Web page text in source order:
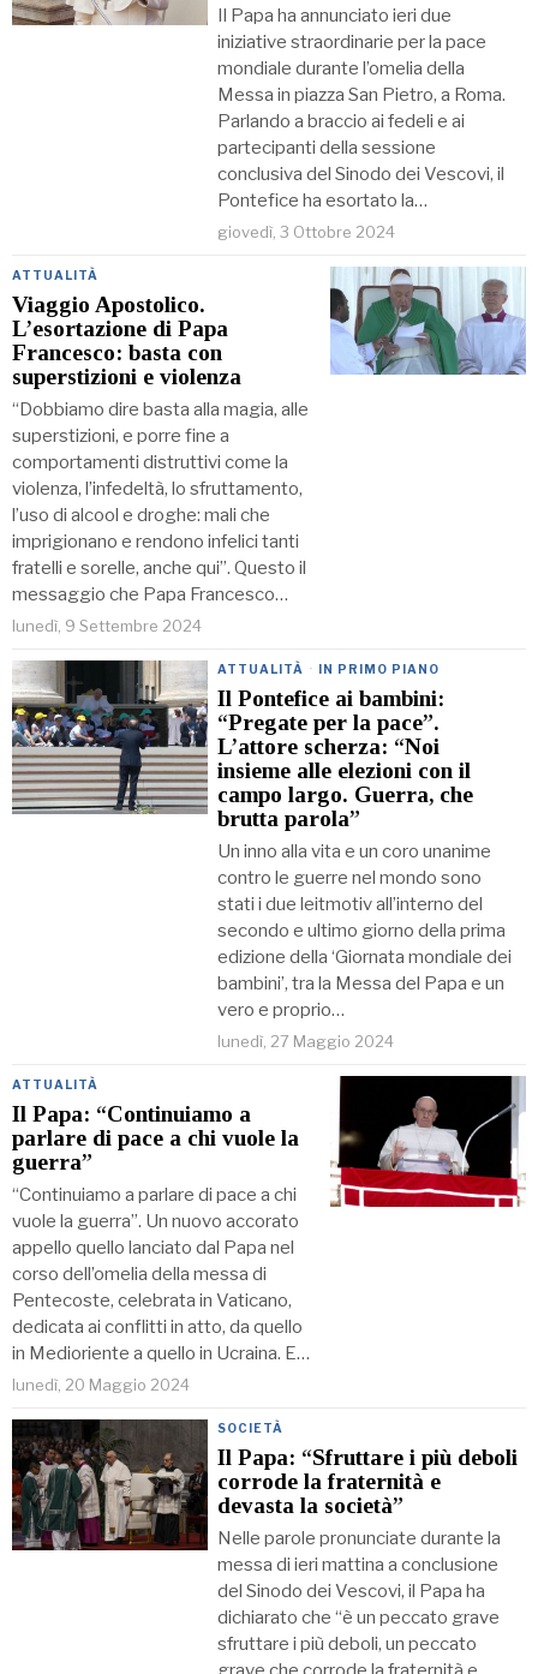
Il Papa ha annunciato ieri due
iniziative straordinarie per la pace
mondiale durante l’omelia della
Messa in piazza San Pietro, a Roma.
Parlando a braccio ai fedeli e ai
partecipanti della sessione
conclusiva del Sinodo dei Vescovi, il
Pontefice ha esortato la…
giovedì, 3 Ottobre 2024
ATTUALITÀ
Viaggio Apostolico.
L’esortazione di Papa
Francesco: basta con
superstizioni e violenza
“Dobbiamo dire basta alla magia, alle
superstizioni, e porre fine a
comportamenti distruttivi come la
violenza, l’infedeltà, lo sfruttamento,
l’uso di alcool e droghe: mali che
imprigionano e rendono infelici tanti
fratelli e sorelle, anche qui”. Questo il
messaggio che Papa Francesco…
lunedì, 9 Settembre 2024
ATTUALITÀ · IN PRIMO PIANO
Il Pontefice ai bambini:
“Pregate per la pace”.
L’attore scherza: “Noi
insieme alle elezioni con il
campo largo. Guerra, che
brutta parola”
Un inno alla vita e un coro unanime
contro le guerre nel mondo sono
stati i due leitmotiv all’interno del
secondo e ultimo giorno della prima
edizione della ‘Giornata mondiale dei
bambini’, tra la Messa del Papa e un
vero e proprio…
lunedì, 27 Maggio 2024
ATTUALITÀ
Il Papa: “Continuiamo a
parlare di pace a chi vuole la
guerra”
“Continuiamo a parlare di pace a chi
vuole la guerra”. Un nuovo accorato
appello quello lanciato dal Papa nel
corso dell’omelia della messa di
Pentecoste, celebrata in Vaticano,
dedicata ai conflitti in atto, da quello
in Medioriente a quello in Ucraina. E…
lunedì, 20 Maggio 2024
SOCIETÀ
Il Papa: “Sfruttare i più deboli
corrode la fraternità e
devasta la società”
Nelle parole pronunciate durante la
messa di ieri mattina a conclusione
del Sinodo dei Vescovi, il Papa ha
dichiarato che “è un peccato grave
sfruttare i più deboli, un peccato